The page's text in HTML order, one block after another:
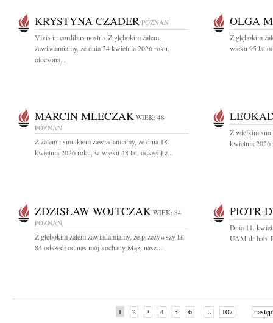
KRYSTYNA CZADER POZNAŃ
Vivis in cordibus nostris Z głębokim żalem
zawiadamiamy, że dnia 24 kwietnia 2026 roku,
otoczona...
OLGA
Z głębokim
wieku 95 lat
MARCIN MLECZAK WIEK: 48
POZNAŃ
Z żalem i smutkiem zawiadamiamy, że dnia 18
kwietnia 2026 roku, w wieku 48 lat, odszedł z...
Z wielkim
kwietnia 2026
ZDZISŁAW WOJTCZAK WIEK: 84
POZNAŃ
Z głębokim żalem zawiadamiamy, że przeżywszy lat
84 odszedł od nas mój kochany Mąż, nasz...
PIOTR
Dnia 11.
UAM dr hab.
1 2 3 4 5 6 ... 107